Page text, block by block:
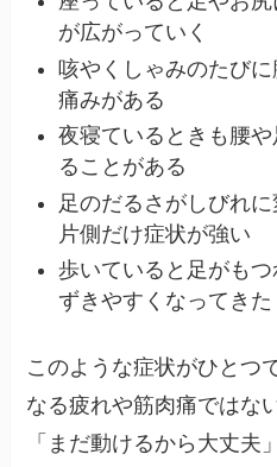
が広がっていく
咳やくしゃみのたび
痛みがある
夜寝ているときも腰
ることがある
足のだるさがしびれ
片側だけ症状が強い
歩いていると足がも
ずきやすくなってきた
このような症状がひとつ
なる疲れや筋肉痛ではな
「まだ動けるから大丈夫